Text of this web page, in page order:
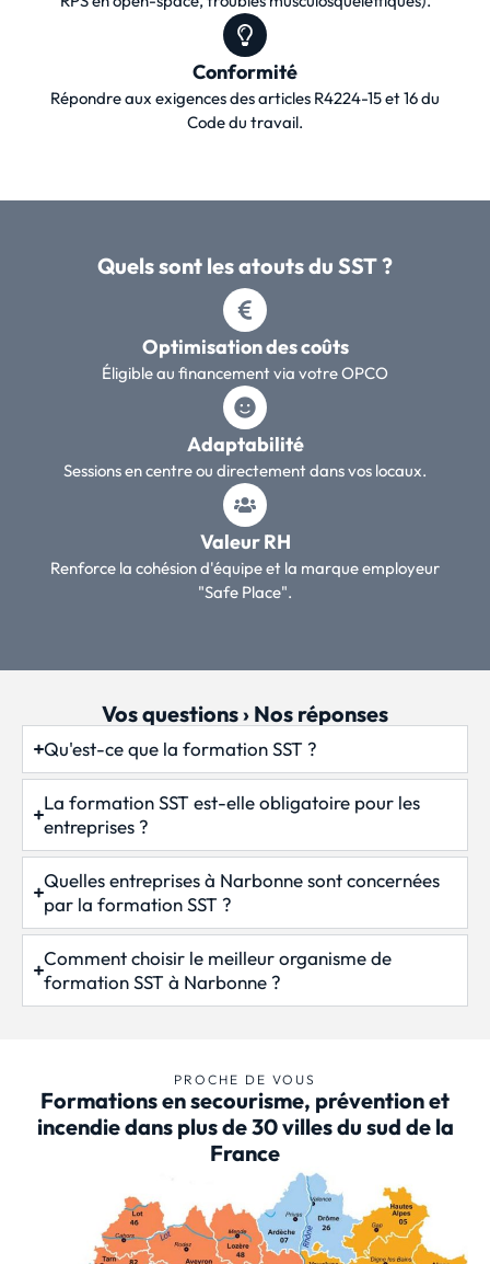
Conformité
Répondre aux exigences des articles R4224-15 et 16 du
Code du travail.
Quels sont les atouts du SST ?
Optimisation des coûts
Éligible au financement via votre OPCO
Adaptabilité
Sessions en centre ou directement dans vos locaux.
Valeur RH
Renforce la cohésion d'équipe et la marque employeur
"Safe Place".
Vos questions › Nos réponses
Qu'est-ce que la formation SST ?
La formation SST est-elle obligatoire pour les
entreprises ?
Quelles entreprises à Narbonne sont concernées
par la formation SST ?
Comment choisir le meilleur organisme de
formation SST à Narbonne ?
PROCHE DE VOUS
Formations en secourisme, prévention et
incendie dans plus de 30 villes du sud de la
France